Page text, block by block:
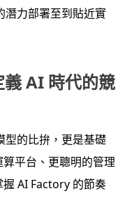
潛力部署至到貼近實
AI 時代的競
型的比拚，更是基礎
平台、更聰明的管理
AI Factory 的節奏